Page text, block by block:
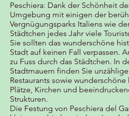
Peschiera: Dank der Schönheit
Umgebung mit einigen der
Vergnügungsparks Italiens wie
Städtchen jedes Jahr viele
Sie sollten das wunderschöne
Stadt auf keinen Fall verpassen.
zu Fuss durch das Städtchen. In
Stadtmauern finden Sie
Restaurants sowie
Plätze, Kirchen und
Strukturen.
Die Festung von Peschiera del